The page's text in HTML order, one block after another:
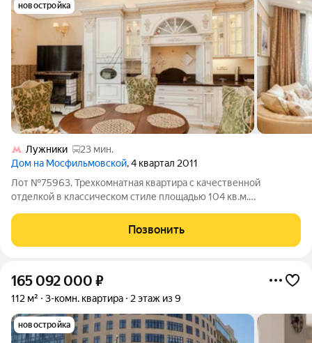
новостройка
Лужники
23 мин.
Дом на Мосфильмовской, 4 квартал 2011
Лот №75963. Трехкомнатная квартира с качественной
отделкой в классическом стиле площадью 104 кв.м.
на Мосфильмовской. Функциональная планировка: кухня-
гостиная-столовая, 2 спальни, 2 ванные
Позвонить
165 092 000 ₽
112 м² 3-комн. квартира 2 этаж из 9
новостройка